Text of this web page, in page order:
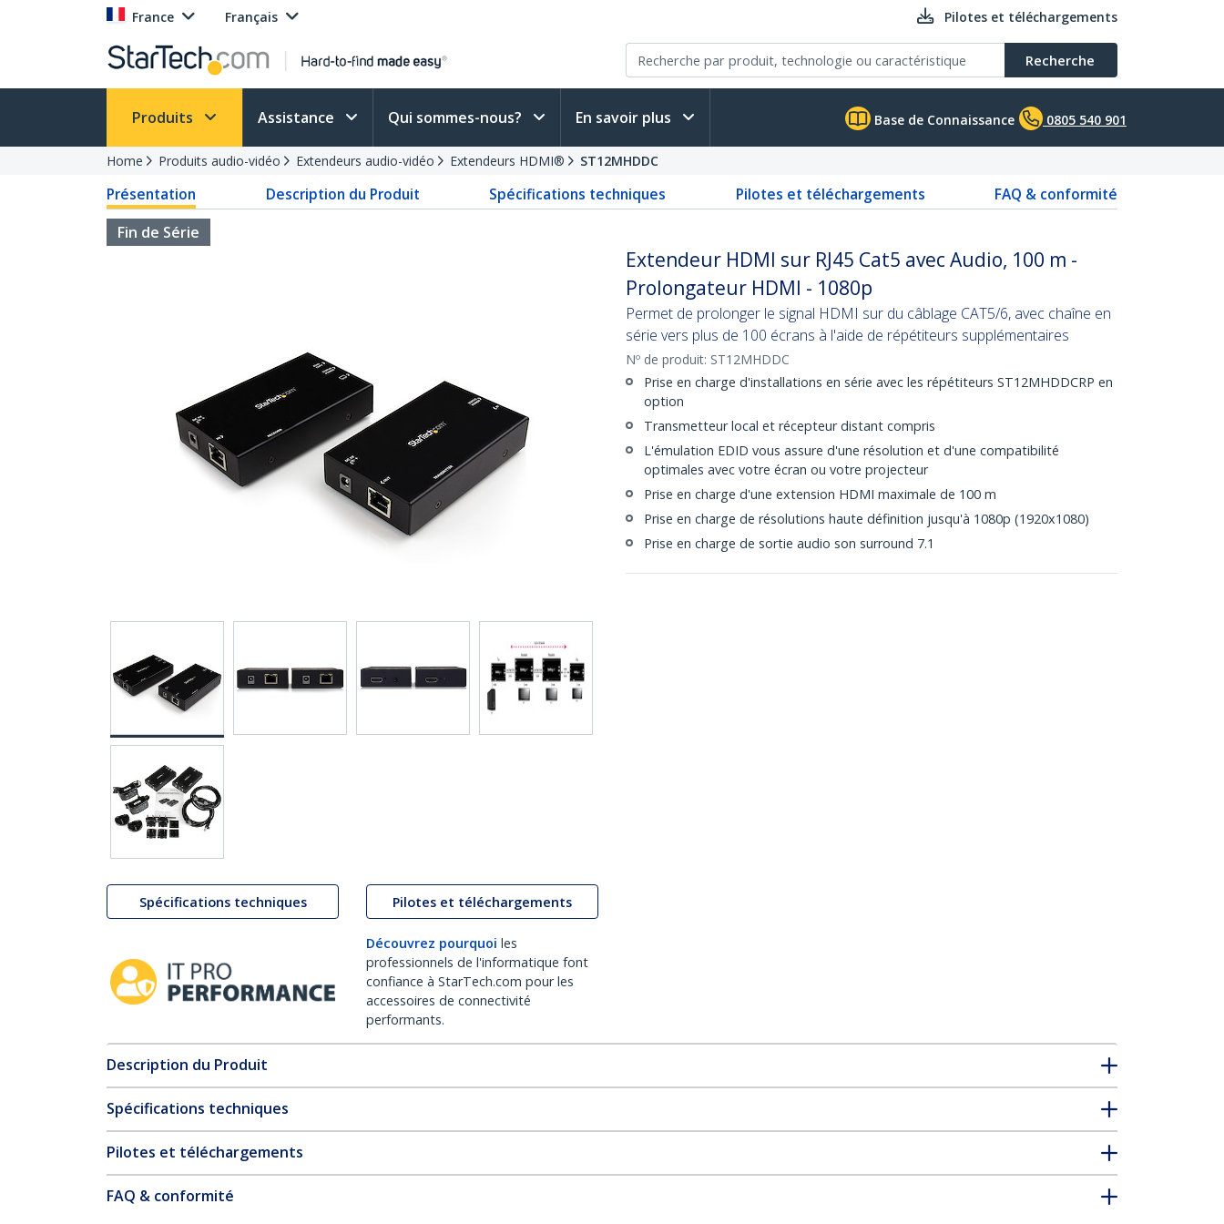
France Français Pilotes et téléchargements
Recherche
Produits Assistance Qui sommes-nous? En savoir plus Base de Connaissance 0805 540 901
Home Produits audio-vidéo Extendeurs audio-vidéo Extendeurs HDMI® ST12MHDDC
Présentation Description du Produit Spécifications techniques Pilotes et téléchargements
FAQ & conformité
Fin de Série
Spécifications techniques Pilotes et téléchargements
Découvrez pourquoi les
professionnels de l'informatique font
confiance à StarTech.com pour les
accessoires de connectivité
performants.
Extendeur HDMI sur RJ45 Cat5 avec Audio, 100 m -
Prolongateur HDMI - 1080p
Permet de prolonger le signal HDMI sur du câblage CAT5/6, avec chaîne en
série vers plus de 100 écrans à l'aide de répétiteurs supplémentaires
Nº de produit: ST12MHDDC
Prise en charge d'installations en série avec les répétiteurs ST12MHDDCRP en
option
Transmetteur local et récepteur distant compris
L'émulation EDID vous assure d'une résolution et d'une compatibilité
optimales avec votre écran ou votre projecteur
Prise en charge d'une extension HDMI maximale de 100 m
Prise en charge de résolutions haute définition jusqu'à 1080p (1920x1080)
Prise en charge de sortie audio son surround 7.1
Description du Produit
Spécifications techniques
Pilotes et téléchargements
FAQ & conformité